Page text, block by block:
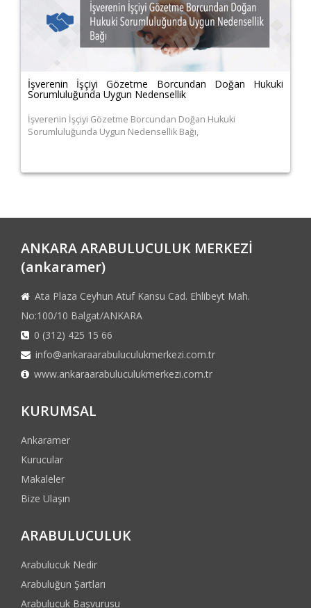
İşverenin İşçiyi Gözetme Borcundan Doğan Hukuki
Sorumluluğunda Uygun Nedensellik
İşverenin İşçiyi Gözetme Borcundan Doğan Hukuki
Sorumluluğunda Uygun Nedensellik Bağı,
ANKARA ARABULUCULUK MERKEZİ
(ankaramer)
Ata Plaza Ceyhun Atuf Kansu Cad. Ehlibeyt Mah.
No:100/10 Balgat/ANKARA
0 (312) 425 15 66
info@ankaraarabuluculukmerkezi.com.tr
www.ankaraarabuluculukmerkezi.com.tr
KURUMSAL
Ankaramer
Kurucular
Makaleler
Bize Ulaşın
ARABULUCULUK
Arabulucuk Nedir
Arabuluğun Şartları
Arabulucuk Başvurusu